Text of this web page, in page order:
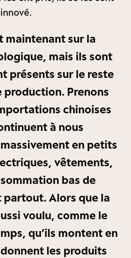
maintenant sur la
mais ils sont
présents sur le reste
production. Prenons
chinoises
à nous
en petits
vêtements,
bas de
partout. Alors que la
voulu, comme le
qu’ils montent en
les produits